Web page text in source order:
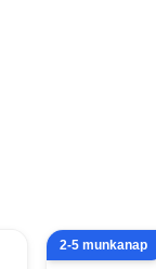
2-5 munkanap